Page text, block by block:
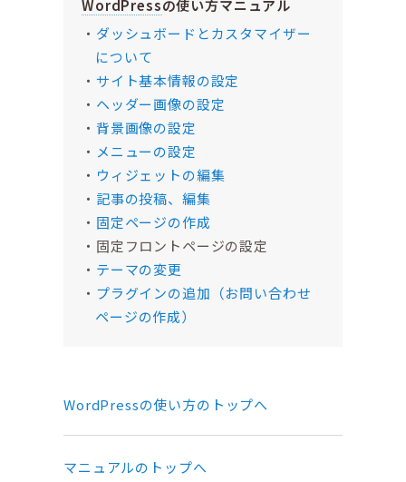
WordPressの使い方マニュアル
ダッシュボードとカスタマイザー
について
サイト基本情報の設定
ヘッダー画像の設定
背景画像の設定
メニューの設定
ウィジェットの編集
記事の投稿、編集
固定ページの作成
固定フロントページの設定
テーマの変更
プラグインの追加（お問い合わせ
ページの作成）
WordPressの使い方のトップへ
マニュアルのトップへ